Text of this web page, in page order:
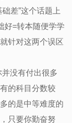
差”这个话题上
好=转本随便学学
针对这两个误区
并没有付出很多
的科目分数较
的是中等难度的
只要你勤奋努